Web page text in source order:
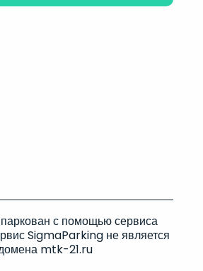
с помощью сервиса
SigmaParking не является
mtk-21.ru